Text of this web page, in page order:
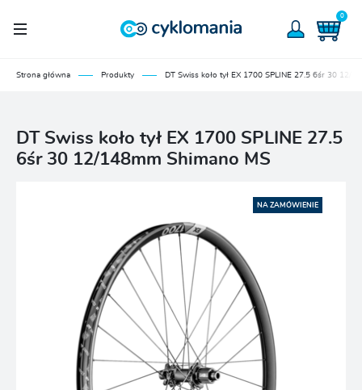
0
Strona główna Produkty DT Swiss koło tył EX 1700 SPLINE 27.5 6śr 30 12/
DT Swiss koło tył EX 1700 SPLINE 27.5
6śr 30 12/148mm Shimano MS
NA ZAMÓWIENIE